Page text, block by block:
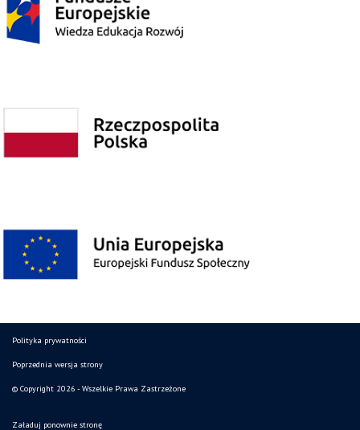
Polityka prywatności
Poprzednia wersja strony
© Copyright 2026 - Wszelkie Prawa Zastrzeżone
Załaduj ponownie stronę